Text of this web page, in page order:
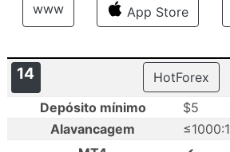
www App Store
14
HotForex
Depósito mínimo
$5
Alavancagem
≤1000:1